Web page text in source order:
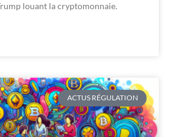
louant la cryptomonnaie.
ACTUS RÉGULATION